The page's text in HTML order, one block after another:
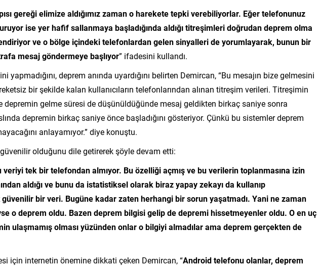
gereği elimize aldığımız zaman o harekete tepki verebiliyorlar. Eğer telefonunuz
ise yer hafif sallanmaya başladığında aldığı titreşimleri doğrudan deprem olma
ve o bölge içindeki telefonlardan gelen sinyalleri de yorumlayarak, bunun bir
mesaj göndermeye başlıyor” ifadesini kullandı.
yapmadığını, deprem anında uyardığını belirten Demircan, “Bu mesajın bize gelmesini
bir şekilde kalan kullanıcıların telefonlarından alınan titreşim verileri. Titreşimin
depremin gelme süresi de düşünüldüğünde mesaj geldikten birkaç saniye sonra
depremin birkaç saniye önce başladığını gösteriyor. Çünkü bu sistemler deprem
anlayamıyor.” diye konuştu.
olduğunu dile getirerek şöyle devam etti:
tek bir telefondan almıyor. Bu özelliği açmış ve bu verilerin toplanmasına izin
aldığı ve bunu da istatistiksel olarak biraz yapay zekayı da kullanıp
bir veri. Bugüne kadar zaten herhangi bir sorun yaşatmadı. Yani ne zaman
o deprem oldu. Bazen deprem bilgisi gelip de depremi hissetmeyenler oldu. O en uç
ulaşmamış olması yüzünden onlar o bilgiyi almadılar ama deprem gerçekten de
için internetin önemine dikkati çeken Demircan, “Android telefonu olanlar, deprem